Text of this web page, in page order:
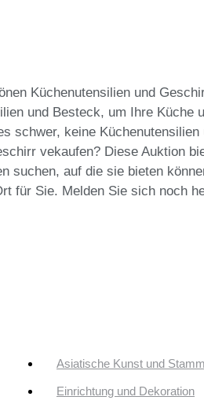
Küchenutensilien und
und Besteck, um Ihre
schwer, keine
vekaufen? Diese Auktion
suchen, auf die sie bieten
für Sie. Melden Sie sich noch
Asiatische Kunst und
Einrichtung und Dekoration